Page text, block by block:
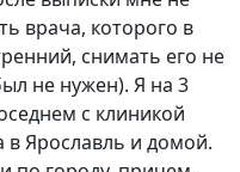
врача, которого в
снимать его не
не нужен). Я на 3
с клиникой
в Ярославль и домой.